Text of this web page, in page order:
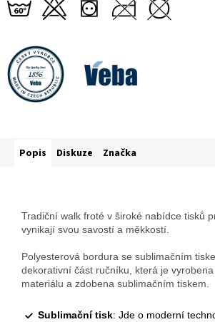
Popis Diskuze Značka
Tradiční walk froté v široké nabídce tisků
vynikají svou savostí a měkkostí.
Polyesterová bordura se sublimačním
dekorativní část ručníku, která je
materiálu a zdobena sublimačním tiskem.
Sublimační tisk: Jde o moderní